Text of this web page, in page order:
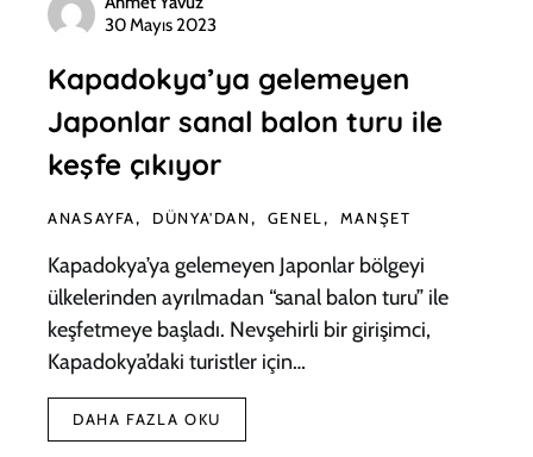
30 Mayıs 2023
Kapadokya’ya gelemeyen
Japonlar sanal balon turu ile
keşfe çıkıyor
ANASAYFA DÜNYA'DAN GENEL MANŞET
Kapadokya’ya gelemeyen Japonlar bölgeyi
ülkelerinden ayrılmadan “sanal balon turu” ile
keşfetmeye başladı. Nevşehirli bir girişimci,
Kapadokya’daki turistler için…
DAHA FAZLA OKU